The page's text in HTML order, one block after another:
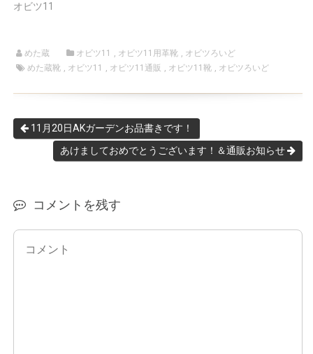
オビツ11
めた蔵 オビツ11 , オビツ11用革靴 , オビツろいど
めた蔵靴 , オビツ11 , オビツ11通販 , オビツ11靴 , オビツろいど
11月20日AKガーデンお品書きです！
あけましておめでとうございます！＆通販お知らせ
コメントを残す